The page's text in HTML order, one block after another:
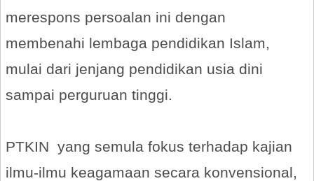
merespons persoalan ini dengan
membenahi lembaga pendidikan Islam,
mulai dari jenjang pendidikan usia dini
sampai perguruan tinggi.
PTKIN yang semula fokus terhadap kajian
ilmu-ilmu keagamaan secara konvensional,